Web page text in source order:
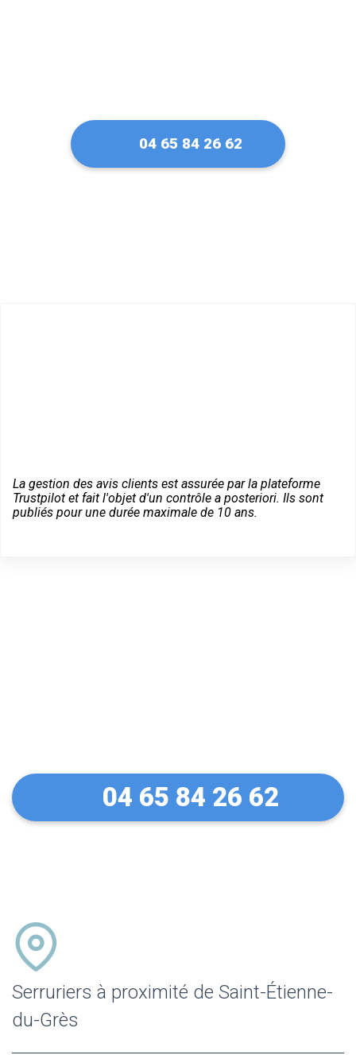
04 65 84 26 62
La gestion des avis clients est assurée par la plateforme
Trustpilot et fait l'objet d'un contrôle a posteriori. Ils sont
publiés pour une durée maximale de 10 ans.
04 65 84 26 62
Serruriers à proximité de Saint-Étienne-
du-Grès